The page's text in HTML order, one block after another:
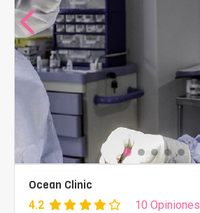
Ocean Clinic
4.2 10 Opiniones